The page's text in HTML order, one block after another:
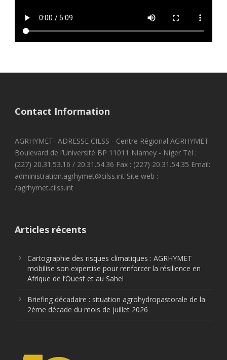
Contact Information
AGRHYMET- ADRESSE CILSS - Centre Régional AGRHYMET
Boulevard de l’Université BP 11011 Niamey - Niger Tél :
(227) 20.31.53.16 / 20.31.54.36 Fax : (227) 20.31.54.35 Email:
administration.agrhymet@cilss.int Site web :
/agrhymet.cilss.int
Articles récents
Cartographie des risques climatiques : AGRHYMET
mobilise son expertise pour renforcer la résilience en
Afrique de l’Ouest et au Sahel
Briefing décadaire : situation agrohydropastorale de la
2ème décade du mois de juillet 2026